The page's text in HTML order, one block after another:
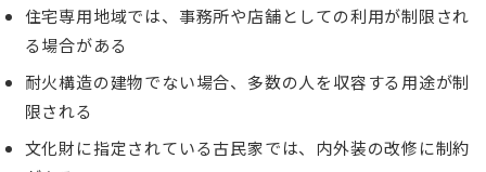
住宅専用地域では、事務所や店舗としての利用が制限され
る場合がある
耐火構造の建物でない場合、多数の人を収容する用途が制
限される
文化財に指定されている古民家では、内外装の改修に制約